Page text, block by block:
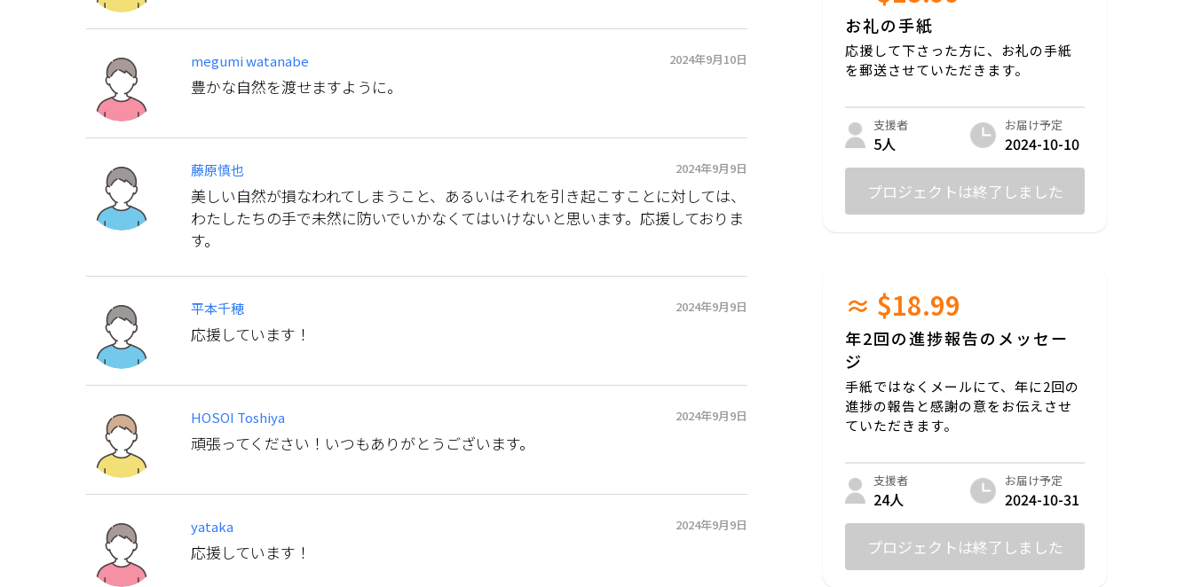
megumi watanabe 2024年9月10日
豊かな自然を渡せますように。
藤原慎也 2024年9月9日
美しい自然が損なわれてしまうこと、あるいはそれを引き起こすことに対しては、
わたしたちの手で未然に防いでいかなくてはいけないと思います。応援しておりま
す。
平本千穂 2024年9月9日
応援しています！
HOSOI Toshiya 2024年9月9日
頑張ってください！いつもありがとうございます。
yataka 2024年9月9日
応援しています！
お礼の手紙
応援して下さった方に、お礼の手紙
を郵送させていただきます。
支援者
5人
お届け予定
2024-10-10
プロジェクトは終了しました
≈ $18.99
年2回の進捗報告のメッセー
ジ
手紙ではなくメールにて、年に2回の
進捗の報告と感謝の意をお伝えさせ
ていただきます。
支援者
24人
お届け予定
2024-10-31
プロジェクトは終了しました